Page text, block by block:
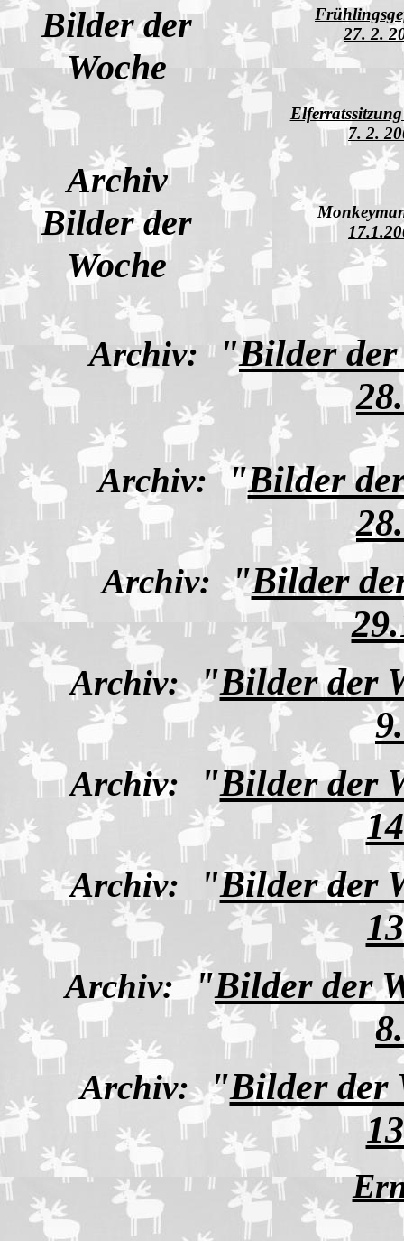
Bilder der
Woche
27. 2.
7. 2.
Archiv
Bilder der
Woche
Archiv: "Bilder der
Archiv:"Bilder
Archiv: "Bilder
Archiv:"Bilder der
Archiv: "Bilder der
Archiv: "Bilder der
Archiv:"Bilder der
Archiv:"Bilder der